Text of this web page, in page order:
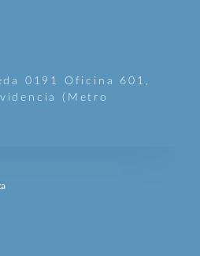
0191 Oficina 601,
(Metro